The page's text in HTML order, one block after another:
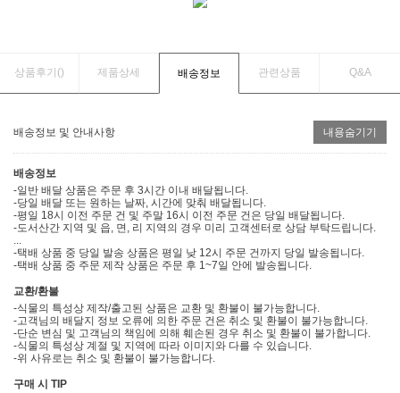
상품후기() 제품상세 배송정보 관련상품 Q&A
배송정보 및 안내사항 내용숨기기
배송정보
-일반 배달 상품은 주문 후 3시간 이내 배달됩니다.
-당일 배달 또는 원하는 날짜, 시간에 맞춰 배달됩니다.
-평일 18시 이전 주문 건 및 주말 16시 이전 주문 건은 당일 배달됩니다.
-도서산간 지역 및 읍, 면, 리 지역의 경우 미리 고객센터로 상담 부탁드립니다.
-택배 상품 중 당일 발송 상품은 평일 낮 12시 주문 건까지 당일 발송됩니다.
-택배 상품 중 주문 제작 상품은 주문 후 1~7일 안에 발송됩니다.
교환/환불
-식물의 특성상 제작/출고된 상품은 교환 및 환불이 불가능합니다.
-고객님의 배달지 정보 오류에 의한 주문 건은 취소 및 환불이 불가능합니다.
-단순 변심 및 고객님의 책임에 의해 훼손된 경우 취소 및 환불이 불가합니다.
-식물의 특성상 계절 및 지역에 따라 이미지와 다를 수 있습니다.
-위 사유로는 취소 및 환불이 불가능합니다.
구매 시 TIP